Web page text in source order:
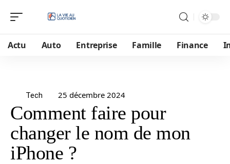
Actu Auto Entreprise Famille Finance
Tech 25 décembre 2024
Comment faire pour
changer le nom de mon
iPhone ?